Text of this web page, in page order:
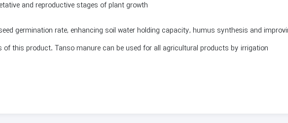
and reproductive stages of plant growth.
germination rate, enhancing soil water holding capacity, humus synthesis and
of this product. Tanso manure can be used for all agricultural products by irrigation.